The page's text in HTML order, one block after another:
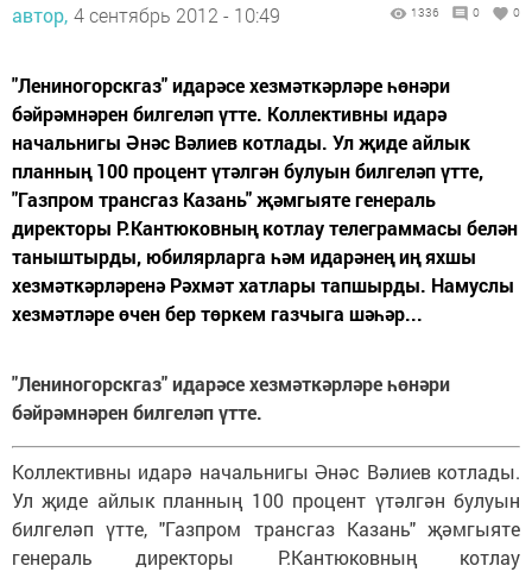
автор, 4 сентябрь 2012 - 10:49 1336 0 0
"Лениногорскгаз" идарәсе хезмәткәрләре һөнәри
бәйрәмнәрен билгеләп үтте. Коллективны идарә
начальнигы Әнәс Вәлиев котлады. Ул җиде айлык
планның 100 процент үтәлгән булуын билгеләп үтте,
"Газпром трансгаз Казань" җәмгыяте генераль
директоры Р.Кантюковның котлау телеграммасы белән
таныштырды, юбилярларга һәм идарәнең иң яхшы
хезмәткәрләренә Рәхмәт хатлары тапшырды. Намуслы
хезмәтләре өчен бер төркем газчыга шәһәр...
"Лениногорскгаз" идарәсе хезмәткәрләре һөнәри
бәйрәмнәрен билгеләп үтте.
Коллективны идарә начальнигы Әнәс Вәлиев котлады.
Ул җиде айлык планның 100 процент үтәлгән булуын
билгеләп үтте, "Газпром трансгаз Казань" җәмгыяте
генераль директоры Р.Кантюковның котлау